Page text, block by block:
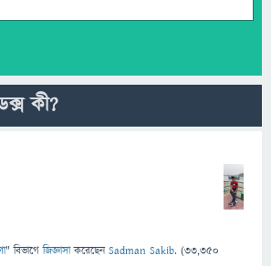
কী?
" বিভাগে জিজ্ঞাসাকরেছেনSadman Sakib. (33,350